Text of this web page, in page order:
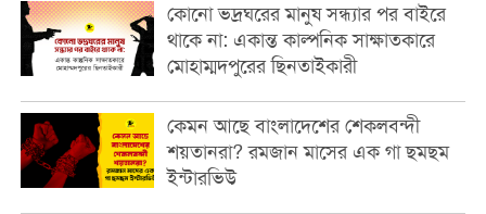
কোনো ভদ্রঘরের মানুষ সন্ধ্যার পর বাইরে
থাকে না: একান্ত কাল্পনিক সাক্ষাতকারে
মোহাম্মদপুরের ছিনতাইকারী
কেমন আছে বাংলাদেশের শেকলবন্দী
শয়তানরা? রমজান মাসের এক গা ছমছম
ইন্টারভিউ